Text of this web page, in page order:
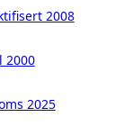
2008
2000
2025